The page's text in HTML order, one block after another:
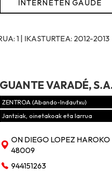
INTERNETEN GAUDE
1 | IKASTURTEA: 2012-2013
GUANTE VARADÉ,
ZENTROA (Abando-Indautxu)
Jantziak, oinetakoak eta larrua
ON DIEGO LOPEZ
48009
944151263